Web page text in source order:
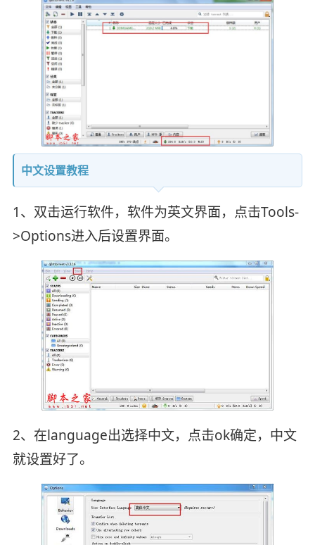
中文设置教程
1、双击运行软件，软件为英文界面，点击Tools-
>Options进入后设置界面。
2、在language出选择中文，点击ok确定，中文
就设置好了。